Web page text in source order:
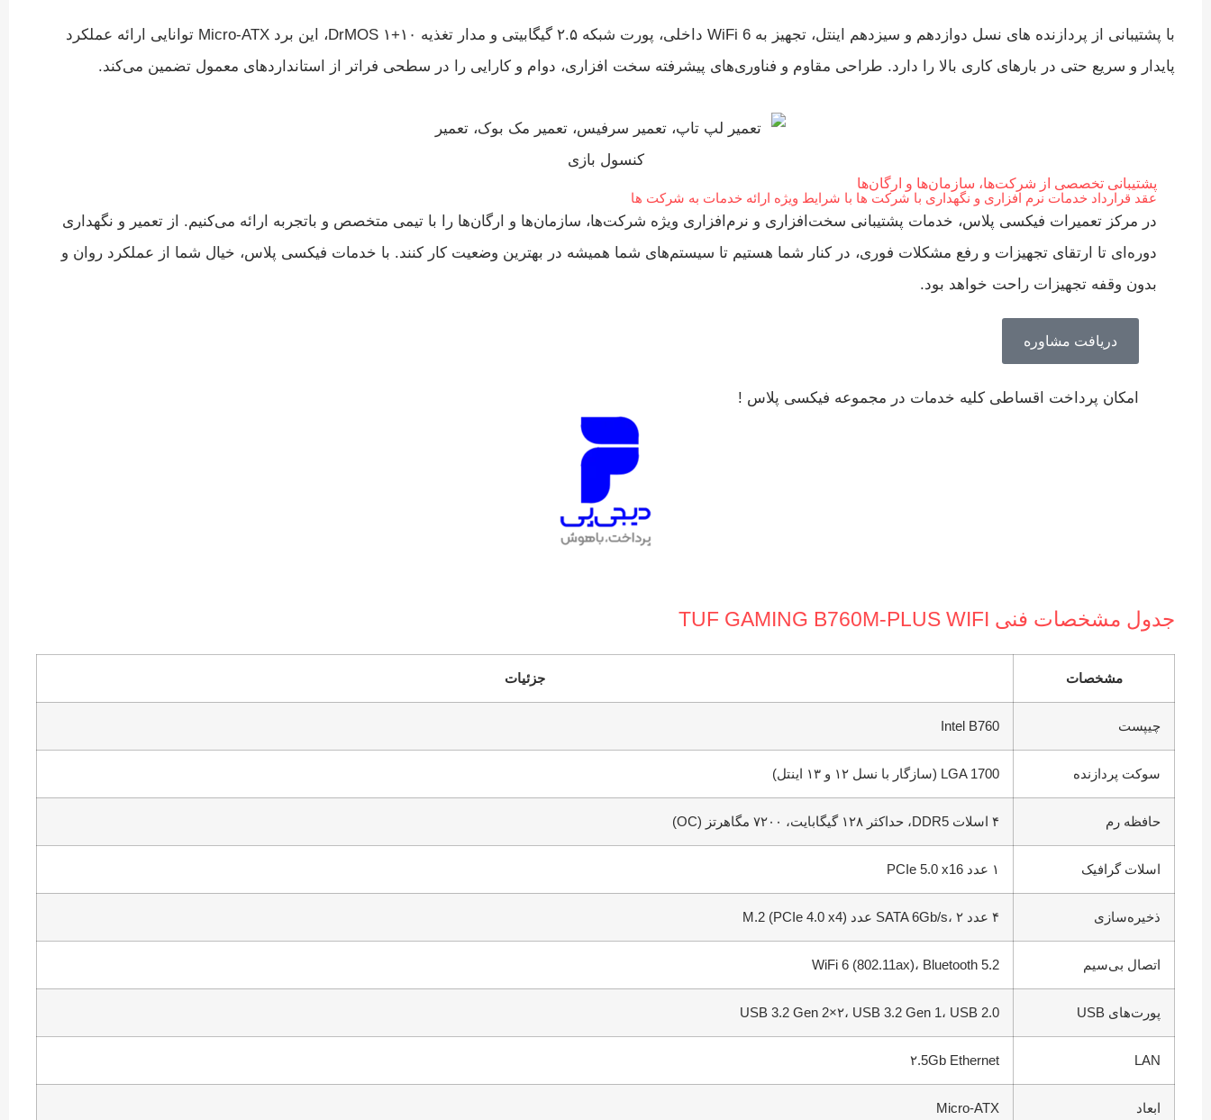
با پشتیبانی از پردازنده‌ های نسل دوازدهم و سیزدهم اینتل، تجهیز به WiFi 6 داخلی، پورت شبکه ۲.۵ گیگابیتی و مدار تغذیه ۱۰+۱ DrMOS، این برد Micro-ATX توانایی ارائه عملکرد
پایدار و سریع حتی در بارهای کاری بالا را دارد. طراحی مقاوم و فناوری‌های پیشرفته سخت‌ افزاری، دوام و کارایی را در سطحی فراتر از استانداردهای معمول تضمین می‌کند.
پشتیبانی تخصصی از شرکت‌ها، سازمان‌ها و ارگان‌ها
عقد قرارداد خدمات نرم افزاری و نگهداری با شرکت ها با شرایط ویژه ارائه خدمات به شرکت ها
در مرکز تعمیرات فیکسی پلاس، خدمات پشتیبانی سخت‌افزاری و نرم‌افزاری ویژه شرکت‌ها، سازمان‌ها و ارگان‌ها را با تیمی متخصص و باتجربه ارائه می‌کنیم. از تعمیر و نگهداری
دوره‌ای تا ارتقای تجهیزات و رفع مشکلات فوری، در کنار شما هستیم تا سیستم‌های شما همیشه در بهترین وضعیت کار کنند. با خدمات فیکسی پلاس، خیال شما از عملکرد روان و
بدون وقفه تجهیزات راحت خواهد بود.
دریافت مشاوره
امکان پرداخت اقساطی کلیه خدمات در مجموعه فیکسی پلاس !
جدول مشخصات فنی TUF GAMING B760M-PLUS WIFI
مشخصات جزئیات
چیپست Intel B760
سوکت پردازنده LGA 1700 (سازگار با نسل ۱۲ و ۱۳ اینتل)
حافظه رم ۴ اسلات DDR5، حداکثر ۱۲۸ گیگابایت، ۷۲۰۰ مگاهرتز (OC)
اسلات گرافیک ۱ عدد PCIe 5.0 x16
ذخیره‌سازی ۴ عدد SATA 6Gb/s، ۲ عدد M.2 (PCIe 4.0 x4)
اتصال بی‌سیم WiFi 6 (802.11ax)، Bluetooth 5.2
پورت‌های USB USB 3.2 Gen 2×۲، USB 3.2 Gen 1، USB 2.0
LAN ۲.5Gb Ethernet
ابعاد Micro-ATX